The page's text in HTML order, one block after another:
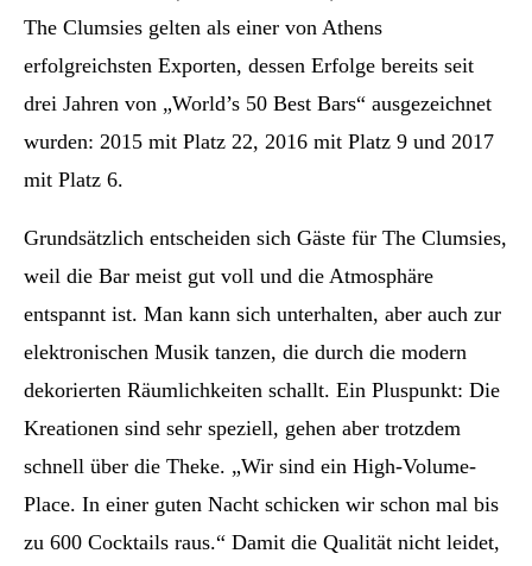
The Clumsies gelten als einer von Athens
erfolgreichsten Exporten, dessen Erfolge bereits seit
drei Jahren von „World’s 50 Best Bars“ ausgezeichnet
wurden: 2015 mit Platz 22, 2016 mit Platz 9 und 2017
mit Platz 6.
Grundsätzlich entscheiden sich Gäste für The Clumsies,
weil die Bar meist gut voll und die Atmosphäre
entspannt ist. Man kann sich unterhalten, aber auch zur
elektronischen Musik tanzen, die durch die modern
dekorierten Räumlichkeiten schallt. Ein Pluspunkt: Die
Kreationen sind sehr speziell, gehen aber trotzdem
schnell über die Theke. „Wir sind ein High-Volume-
Place. In einer guten Nacht schicken wir schon mal bis
zu 600 Cocktails raus.“ Damit die Qualität nicht leidet,